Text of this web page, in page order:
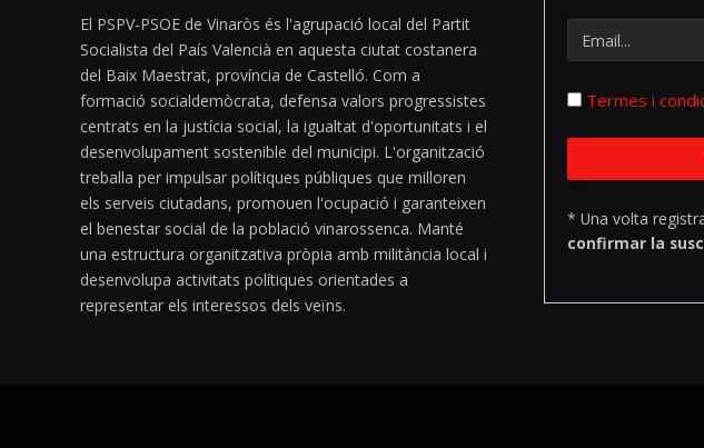
El PSPV-PSOE de Vinaròs és l'agrupació local del Partit
Socialista del País Valencià en aquesta ciutat costanera
del Baix Maestrat, província de Castelló. Com a
formació socialdemòcrata, defensa valors progressistes
centrats en la justícia social, la igualtat d'oportunitats i el
desenvolupament sostenible del municipi. L'organització
treballa per impulsar polítiques públiques que milloren
els serveis ciutadans, promouen l'ocupació i garanteixen
el benestar social de la població vinarossenca. Manté
una estructura organitzativa pròpia amb militància local i
desenvolupa activitats polítiques orientades a
representar els interessos dels veïns.
Termes i
* Una volta
confirmar la